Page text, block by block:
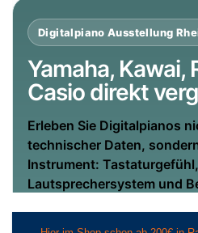
Digitalpiano Ausstellung
Yamaha, Kawai,
Casio direkt
Erleben Sie Digitalpianos
technischer Daten,
Instrument:
Lautsprechersystem und